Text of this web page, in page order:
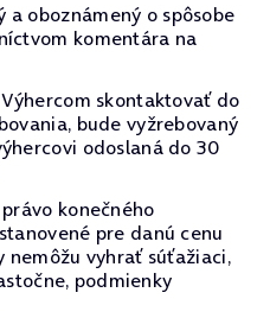
oboznámený o spôsobe
komentára na
skontaktovať do
bude vyžrebovaný
odoslaná do 30
konečného
pre danú cenu
nemôžu vyhrať súťažiaci,
podmienky